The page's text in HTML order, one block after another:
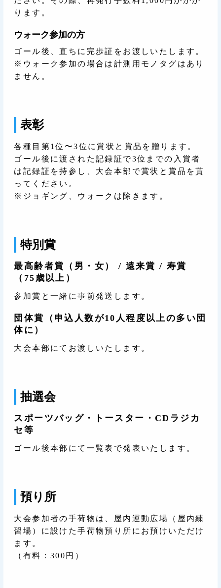
ります。
ウォーク参加の方
ゴール後、直ちに完歩証をお渡しいたします。
※ウォーク参加の場合は計測用モノタグはあり
ません。
表彰
各種目第1位〜3位に賞状と賞品を贈ります。
ゴール後に渡された記録証で3位までの入賞者
は記録証を持参し、大会本部で賞状と賞品を貰
ってください。
※ジョギング、ウォークは除きます。
特別賞
最高齢者賞（男・女） / 遠来賞 / 寿賞
（75歳以上）
参加賞と一緒に事前発送します。
団体賞（申込人数が10人程度以上の多い団
体に）
大会本部にてお渡しいたします。
抽選会
スポーツバッグ・トースター・CDラジカ
セ等
ゴール後本部にて一覧表で発表いたします。
預り所
大会参加者の手荷物は、屋内運動広場（屋内練
習場）に設けた手荷物預り所にお預けいただけ
ます。
（有料：300円）